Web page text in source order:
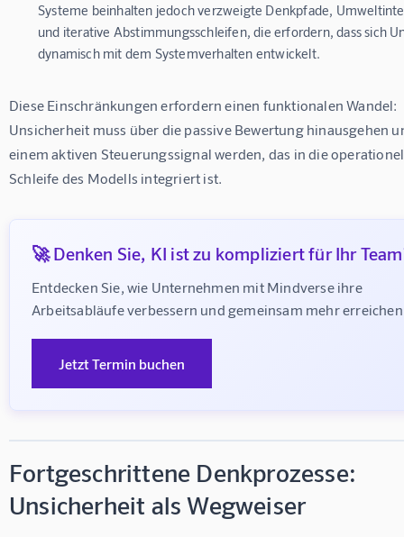
Systeme beinhalten jedoch verzweigte Denkpfade,
und iterative Abstimmungsschleifen, die erfordern, dass sich
dynamisch mit dem Systemverhalten entwickelt.
Diese Einschränkungen erfordern einen funktionalen Wandel:
Unsicherheit muss über die passive Bewertung hinausgehen
einem aktiven Steuerungssignal werden, das in die
Schleife des Modells integriert ist.
🚀 Denken Sie, KI ist zu kompliziert für Ihr
Entdecken Sie, wie Unternehmen mit Mindverse ihre
Arbeitsabläufe verbessern und gemeinsam mehr
Jetzt Termin buchen
Fortgeschrittene Denkprozesse:
Unsicherheit als Wegweiser